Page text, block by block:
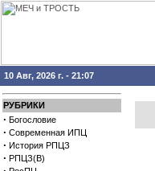
10 Авг, 2026 г. - 21:07
РУБРИКИ
· Богословие
· Современная ИПЦ
· История РПЦЗ
· РПЦЗ(В)